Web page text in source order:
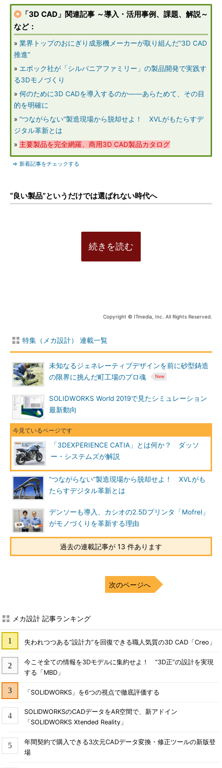
◎ 「3D CAD」関連記事 ～導入・活用事例、課題、解説～
など：
» 業界トップのおにぎり成形機メーカーが取り組んだ“3D CAD
推進”
» エポック社が「シルバニアファミリー」の製品開発で実践す
る3Dモノづくり
» 何のために3D CADを導入するのか――あらためて、その目
的を明確に
» “つながらない”製造現場から脱却せよ！ XVLがもたらすデ
ジタル革新とは
» 主要製品を完全網羅、商用3D CAD製品カタログ
⇒ 新着記事をチェックする
“良い製品”というだけでは選ばれない時代へ
続きを読む
Copyright © ITmedia, Inc. All Rights Reserved.
特集（メカ設計） 連載一覧
未知なるジェネレーティブデザインを前に砂型鋳造
の限界に挑んだ町工場のプロ魂
SOLIDWORKS World 2019で見たシミュレーション
最新動向
「3DEXPERIENCE CATIA」とは何か？ ダッソ
ー・システムズが解説
“つながらない”製造現場から脱却せよ！ XVLがも
たらすデジタル革新とは
デンソーも導入、カシオの2.5Dプリンタ「Mofrel」
がモノづくりを革新する理由
過去の連載記事が 13 件あります
次のページへ
メカ設計 記事ランキング
失われつつある“設計力”を回復できる職人気質の3D CAD「Creo」
今こそ全ての情報を3Dモデルに集約せよ！ “3D正”の設計を実現
する「MBD」
「SOLIDWORKS」を6つの視点で徹底評価する
SOLIDWORKSのCADデータをAR空間で、新アドイン
「SOLIDWORKS Xtended Reality」
年間契約で購入できる3次元CADデータ変換・修正ツールの新版登
場